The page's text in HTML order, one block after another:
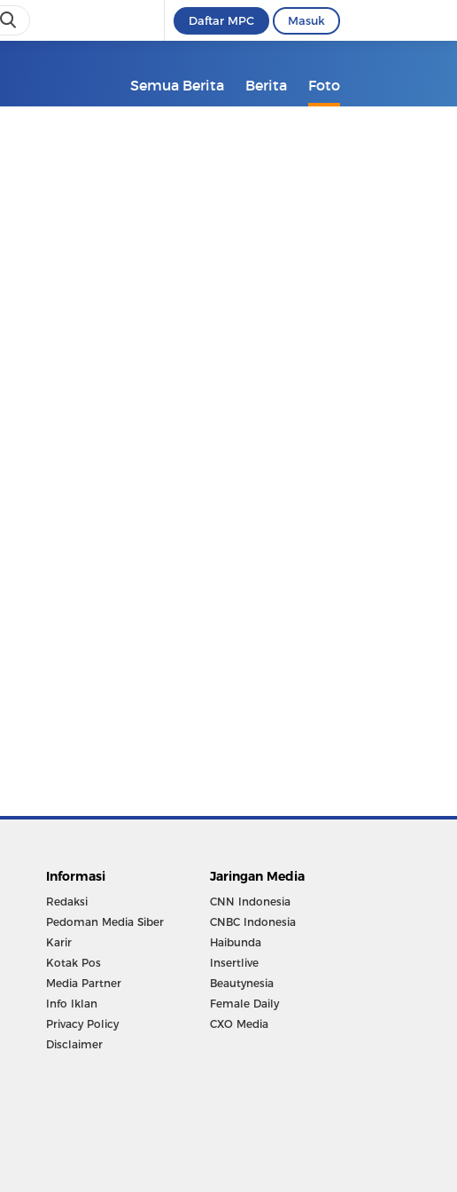
Daftar MPC Masuk
Semua Berita Berita Foto
Informasi
Redaksi
Pedoman Media Siber
Karir
Kotak Pos
Media Partner
Info Iklan
Privacy Policy
Disclaimer
Jaringan Media
CNN Indonesia
CNBC Indonesia
Haibunda
Insertlive
Beautynesia
Female Daily
CXO Media